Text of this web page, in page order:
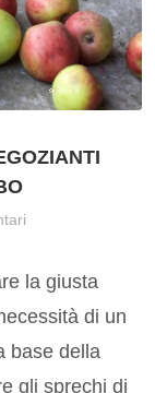
la giusta
di un
base della
gli sprechi di